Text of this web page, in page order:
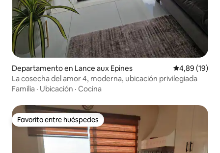
Departamento en Lance aux Epines Calificación
4,89 (19)
La cosecha del amor 4, moderna, ubicación privilegiada
Familia · Ubicación · Cocina
Favorito entre huéspedes
Favorito entre huéspedes